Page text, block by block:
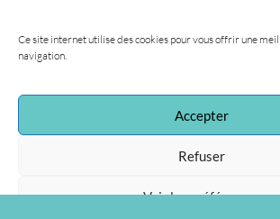
Ce site internet utilise des cookies pour vous offrir une
navigation.
Accepter
Refuser
Voir les préférences